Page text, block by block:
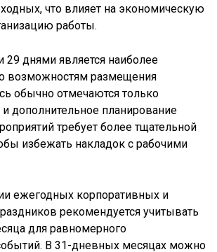
что влияет на экономическую
работы.
29 днями является наиболее
возможностям размещения
обычно отмечаются только
дополнительное планирование
требует более тщательной
избежать накладок с рабочими
ежегодных корпоративных и
рекомендуется учитывать
для равномерного
В 31-дневных месяцах можно